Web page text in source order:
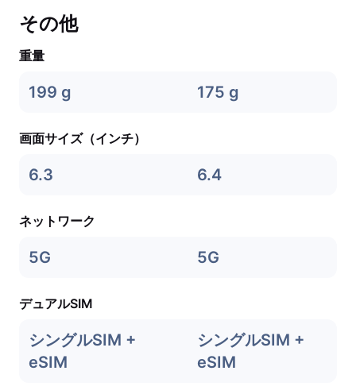
その他
重量
199 g 175 g
画面サイズ（インチ）
6.3 6.4
ネットワーク
5G 5G
デュアルSIM
シングルSIM +
eSIM
シングルSIM +
eSIM